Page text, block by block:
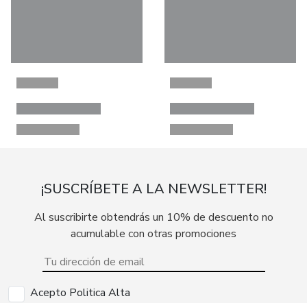
¡SUSCRÍBETE A LA NEWSLETTER!
Al suscribirte obtendrás un 10% de descuento no
acumulable con otras promociones
Acepto Politica Alta